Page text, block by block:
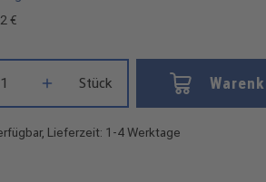
€
Stück
Lieferzeit: 1-4 Werktage